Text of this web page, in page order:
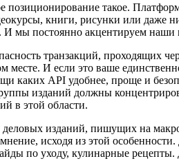
такое.
книги, рисунки или
мы постоянно акцентируем
транзакций, проходящих
месте. И если это ваше
каких API удобнее, проще и
изданий должны
в этой области.
изданий, пишущих на
исходя из этой
по уходу, кулинарные рецепты.